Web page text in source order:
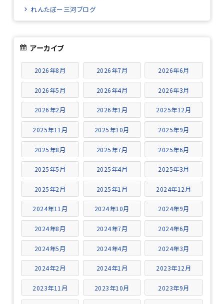
れんたぼー三河ブログ
アーカイブ
2026年8月 2026年7月 2026年6月
2026年5月 2026年4月 2026年3月
2026年2月 2026年1月 2025年12月
2025年11月 2025年10月 2025年9月
2025年8月 2025年7月 2025年6月
2025年5月 2025年4月 2025年3月
2025年2月 2025年1月 2024年12月
2024年11月 2024年10月 2024年9月
2024年8月 2024年7月 2024年6月
2024年5月 2024年4月 2024年3月
2024年2月 2024年1月 2023年12月
2023年11月 2023年10月 2023年9月